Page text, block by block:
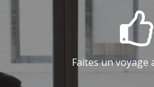

Faites un voyage